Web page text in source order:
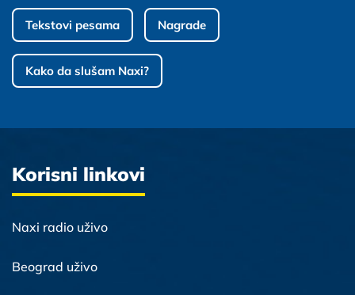
Tekstovi pesama Nagrade
Kako da slušam Naxi?
Korisni linkovi
Naxi radio uživo
Beograd uživo